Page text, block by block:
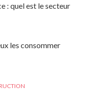
: quel est le secteur
les consommer